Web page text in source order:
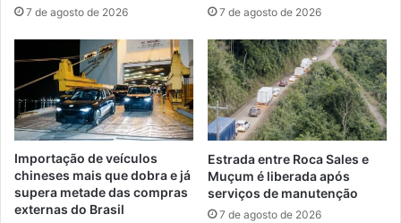
7 de agosto de 2026 7 de agosto de 2026
Importação de veículos
chineses mais que dobra e já
supera metade das compras
externas do Brasil
Estrada entre Roca Sales e
Muçum é liberada após
serviços de manutenção
7 de agosto de 2026